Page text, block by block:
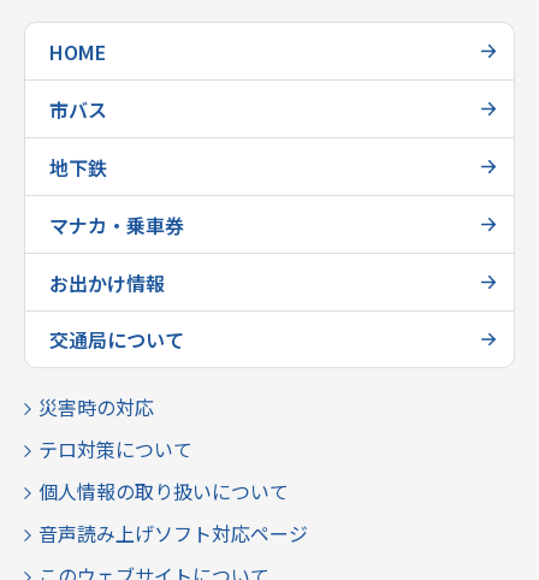
HOME
市バス
地下鉄
マナカ・乗車券
お出かけ情報
交通局について
災害時の対応
テロ対策について
個人情報の取り扱いについて
音声読み上げソフト対応ページ